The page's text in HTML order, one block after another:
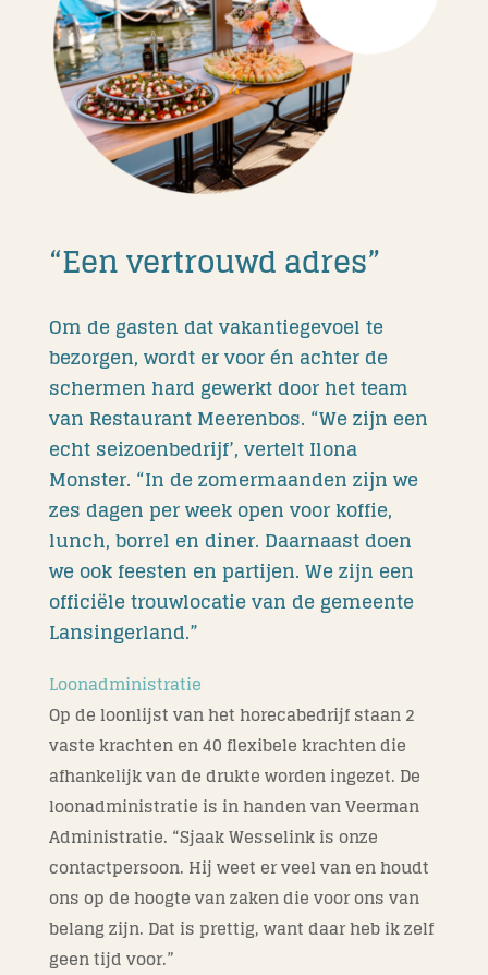
“Een vertrouwd adres”
Om de gasten dat vakantiegevoel te
bezorgen, wordt er voor én achter de
schermen hard gewerkt door het team
van Restaurant Meerenbos. “We zijn een
echt seizoenbedrijf’, vertelt Ilona
Monster. “In de zomermaanden zijn we
zes dagen per week open voor koffie,
lunch, borrel en diner. Daarnaast doen
we ook feesten en partijen. We zijn een
officiële trouwlocatie van de gemeente
Lansingerland.”
Loonadministratie
Op de loonlijst van het horecabedrijf staan 2
vaste krachten en 40 flexibele krachten die
afhankelijk van de drukte worden ingezet. De
loonadministratie is in handen van Veerman
Administratie. “Sjaak Wesselink is onze
contactpersoon. Hij weet er veel van en houdt
ons op de hoogte van zaken die voor ons van
belang zijn. Dat is prettig, want daar heb ik zelf
geen tijd voor.”